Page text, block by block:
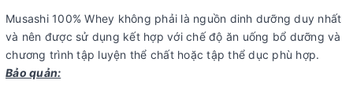
Musashi 100% Whey không phải là nguồn dinh dưỡng duy nhất
và nên được sử dụng kết hợp với chế độ ăn uống bổ dưỡng và
chương trình tập luyện thể chất hoặc tập thể dục phù hợp.
Bảo quản: